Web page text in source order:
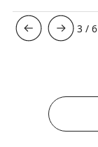
3 /6